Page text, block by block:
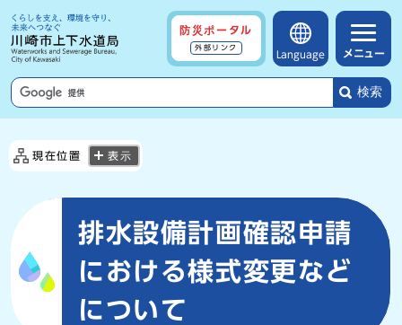
防災ポータル
外部リンク
Language メニュー
検索
現在位置 表示
排水設備計画確認申請
における様式変更など
について